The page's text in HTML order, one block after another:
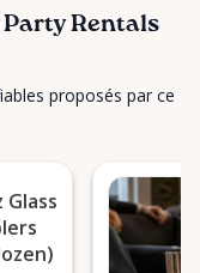
Rentals
proposés par ce
Glass